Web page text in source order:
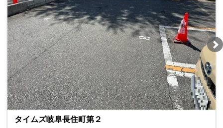
タイムズ岐阜長住町第２